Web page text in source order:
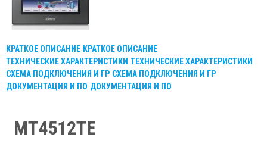
КРАТКОЕ ОПИСАНИЕ КРАТКОЕ ОПИСАНИЕ
ТЕХНИЧЕСКИЕ ХАРАКТЕРИСТИКИ ТЕХНИЧЕСКИЕ ХАРАКТЕРИСТИКИ
СХЕМА ПОДКЛЮЧЕНИЯ И ГР СХЕМА ПОДКЛЮЧЕНИЯ И ГР
ДОКУМЕНТАЦИЯ И ПО ДОКУМЕНТАЦИЯ И ПО
MT4512TE